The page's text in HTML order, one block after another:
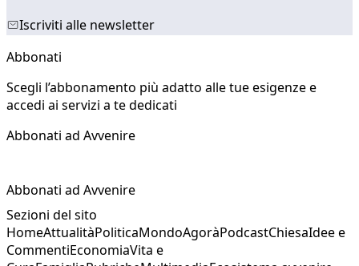
Iscriviti alle newsletter
Abbonati
Scegli l’abbonamento più adatto alle tue esigenze e
accedi ai servizi a te dedicati
Abbonati ad Avvenire
Abbonati ad Avvenire
Sezioni del sito
HomeAttualitàPoliticaMondoAgoràPodcastChiesaIdee e
CommentiEconomiaVita e